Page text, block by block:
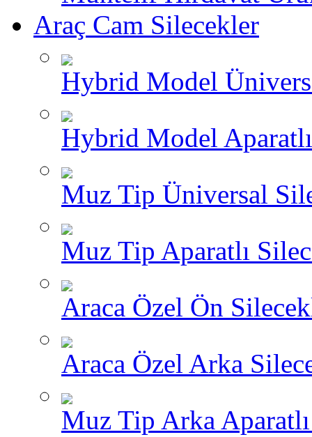
Araç Cam Silecekler
Hybrid Model
Hybrid Model
Muz Tip Üniversal
Muz Tip Aparatlı
Araca Özel Ön
Araca Özel Arka
Muz Tip Arka